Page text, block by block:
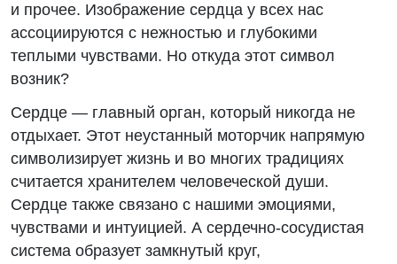
и прочее. Изображение сердца у всех нас
ассоциируются с нежностью и глубокими
теплыми чувствами. Но откуда этот символ
возник?
Сердце — главный орган, который никогда не
отдыхает. Этот неустанный моторчик напрямую
символизирует жизнь и во многих традициях
считается хранителем человеческой души.
Сердце также связано с нашими эмоциями,
чувствами и интуицией. А сердечно-сосудистая
система образует замкнутый круг,